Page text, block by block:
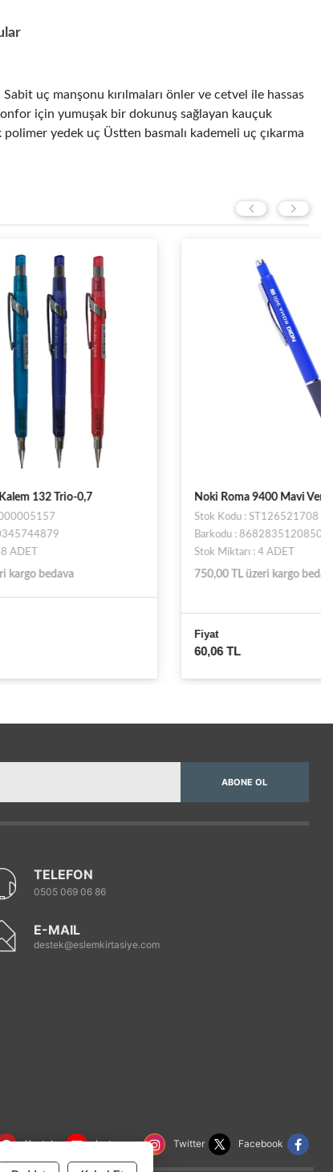
uç manşonu kırılmaları önler ve cetvel ile hassas
için yumuşak bir dokunuş sağlayan kauçuk
polimer yedek uç Üstten basmalı kademeli uç çıkarma
Noki Roma 9400 Mavi Versatil Kalem 0.7
Stok Kodu : ST126521708
Barkodu : 8682835120850
750,00 TL üzeri kargo bedava
ABONE OL
TELEFON
0505 069 06 86
E-MAIL
destek@eslemkirtasiye.com
Facebook
Twitter
Instagram
Youtube